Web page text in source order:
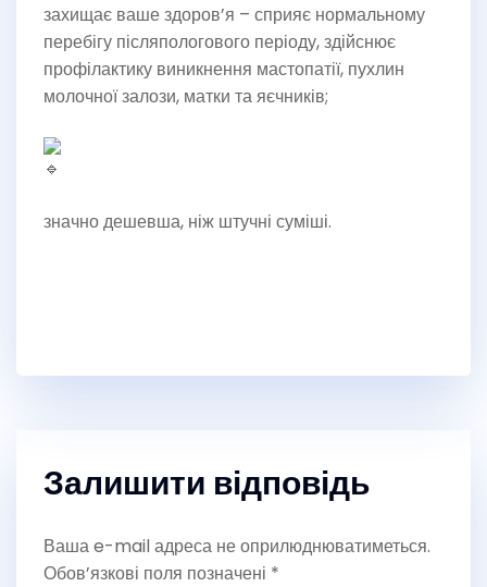
захищає ваше здоров’я – сприяє нормальному
перебігу післяпологового періоду, здійснює
профілактику виникнення мастопатії, пухлин
молочної залози, матки та яєчників;
значно дешевша, ніж штучні суміші.
Залишити відповідь
Ваша e-mail адреса не оприлюднюватиметься.
Обов’язкові поля позначені *